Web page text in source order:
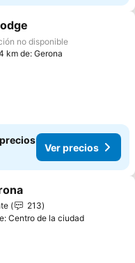
a favoritos
no disponible
km de: Gerona
Ver precios
a favoritos
213
Centro de la ciudad